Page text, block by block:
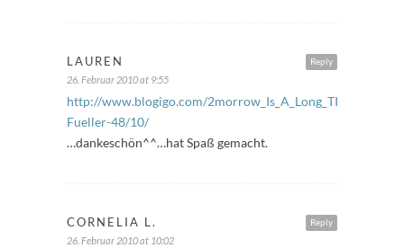
Reply
LAUREN
26. Februar 2010 at 9:55
http://www.blogigo.com/2morrow_Is_A_Long_TIme/
Fueller-48/10/
…dankeschön^^…hat Spaß gemacht.
Reply
CORNELIA L.
26. Februar 2010 at 10:02